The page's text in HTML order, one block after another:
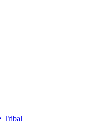
Tribal